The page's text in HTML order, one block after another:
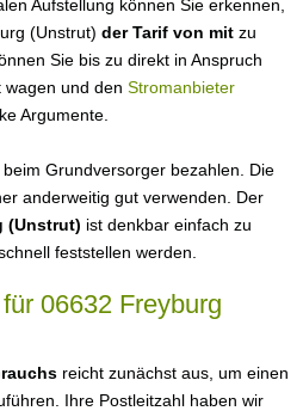
Aufstellung können Sie erkennen,
(Unstrut) der Tarif von mit zu
Sie bis zu direkt in Anspruch
wagen und den Stromanbieter
Argumente.
Grundversorger bezahlen. Die
anderweitig gut verwenden. Der
(Unstrut) ist denkbar einfach zu
feststellen werden.
06632 Freyburg
reicht zunächst aus, um einen
Ihre Postleitzahl haben wir